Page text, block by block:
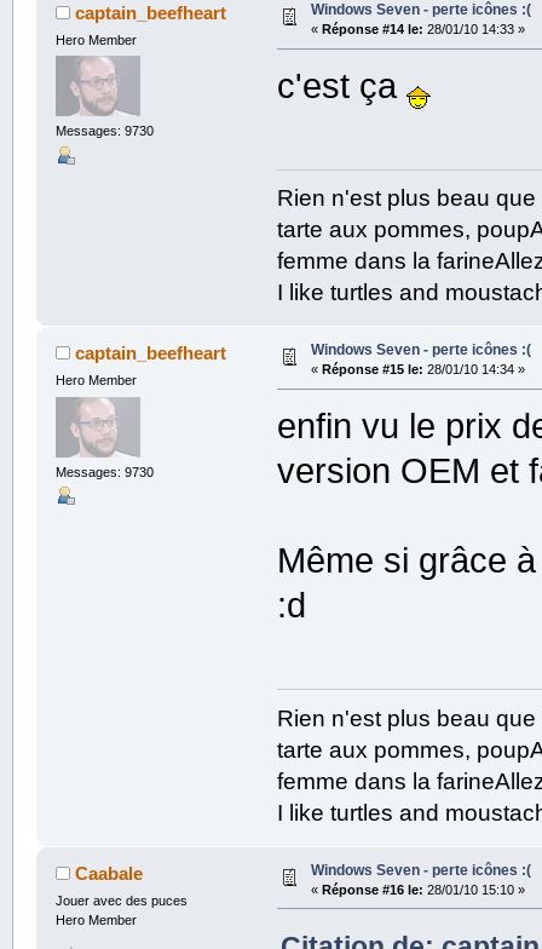
captain_beefheart
Hero Member
Messages: 9730
Windows Seven - perte icônes :(
« Réponse #14 le: 28/01/10 14:33 »
c'est ça
Rien n'est plus beau
tarte aux pommes,
femme dans la
I like turtles and
captain_beefheart
Hero Member
Messages: 9730
Windows Seven - perte icônes :(
« Réponse #15 le: 28/01/10 14:34 »
enfin vu le prix
version OEM et
Même si grâce
:d
Rien n'est plus beau
tarte aux pommes,
femme dans la
I like turtles and
Caabale
Jouer avec des puces
Hero Member
Windows Seven - perte icônes :(
« Réponse #16 le: 28/01/10 15:10 »